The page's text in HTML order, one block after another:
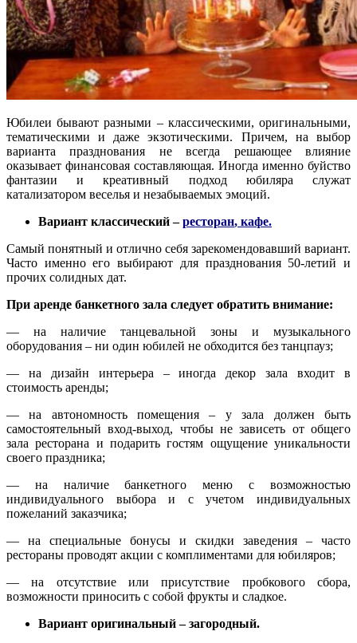
Юбилеи бывают разными – классическими, оригинальными,
тематическими и даже экзотическими. Причем, на выбор
варианта празднования не всегда решающее влияние
оказывает финансовая составляющая. Иногда именно буйство
фантазии и креативный подход юбиляра служат
катализатором веселья и незабываемых эмоций.
Вариант классический –ресторан, кафе.
Самый понятный и отлично себя зарекомендовавший вариант.
Часто именно его выбирают для празднования 50-летий и
прочих солидных дат.
При аренде банкетного зала следует обратить внимание:
— на наличие танцевальной зоны и музыкального
оборудования – ни один юбилей не обходится без танцпауз;
— на дизайн интерьера – иногда декор зала входит в
стоимость аренды;
— на автономность помещения – у зала должен быть
самостоятельный вход-выход, чтобы не зависеть от общего
зала ресторана и подарить гостям ощущение уникальности
своего праздника;
— на наличие банкетного меню с возможностью
индивидуального выбора и с учетом индивидуальных
пожеланий заказчика;
— на специальные бонусы и скидки заведения – часто
рестораны проводят акции с комплиментами для юбиляров;
— на отсутствие или присутствие пробкового сбора,
возможности приносить с собой фрукты и сладкое.
Вариант оригинальный – загородный.